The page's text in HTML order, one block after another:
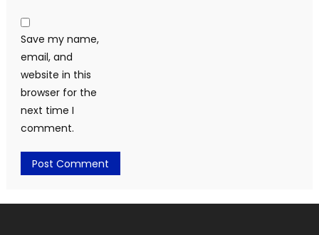
Save my name,
email, and
website in this
browser for the
next time I
comment.